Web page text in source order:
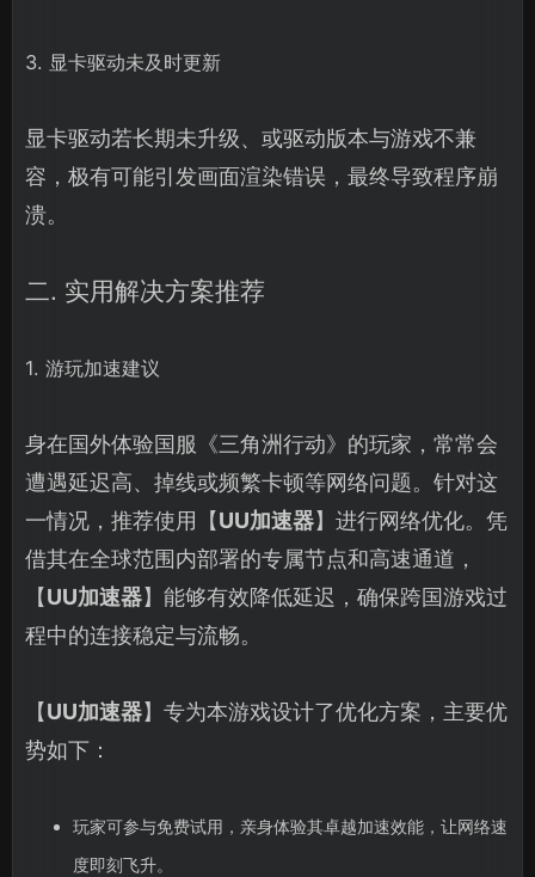
3. 显卡驱动未及时更新
显卡驱动若长期未升级、或驱动版本与游戏不兼
容，极有可能引发画面渲染错误，最终导致程序崩
溃。
二. 实用解决方案推荐
1. 游玩加速建议
身在国外体验国服《三角洲行动》的玩家，常常会
遭遇延迟高、掉线或频繁卡顿等网络问题。针对这
一情况，推荐使用【UU加速器】进行网络优化。凭
借其在全球范围内部署的专属节点和高速通道，
【UU加速器】能够有效降低延迟，确保跨国游戏过
程中的连接稳定与流畅。
【UU加速器】专为本游戏设计了优化方案，主要优
势如下：
玩家可参与免费试用，亲身体验其卓越加速效能，让网络速
度即刻飞升。